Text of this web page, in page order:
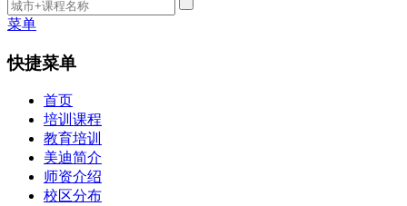
菜单
快捷菜单
首页
培训课程
教育培训
美迪简介
师资介绍
校区分布